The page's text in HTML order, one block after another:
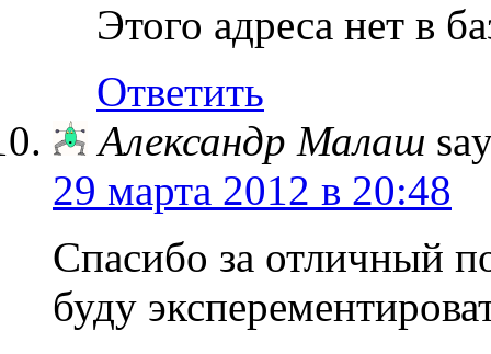
Этого адреса нет в
Ответить
Александр Малаш
29 марта 2012 в 20:48
Спасибо за отличный
буду